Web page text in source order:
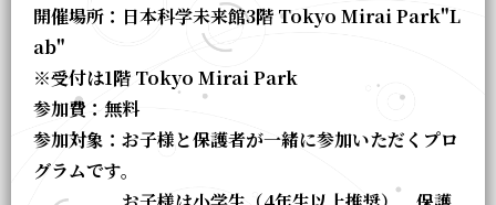
開催場所：日本科学未来館3階 Tokyo Mirai Park"L
ab"
※受付は1階 Tokyo Mirai Park
参加費：無料
参加対象：お子様と保護者が一緒に参加いただくプロ
グラムです。